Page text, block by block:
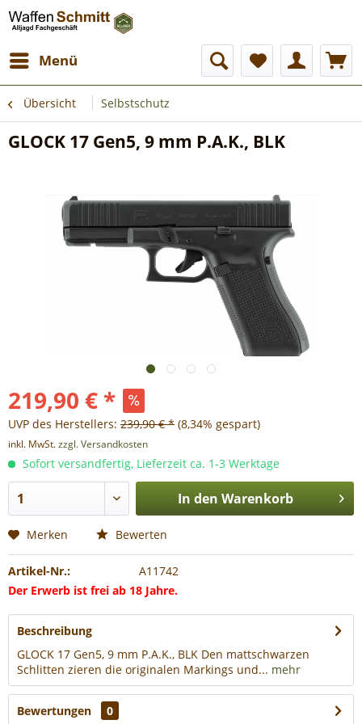
Menü
Übersicht Selbstschutz
GLOCK 17 Gen5, 9 mm P.A.K., BLK
219,90 € *
UVP des Herstellers: 239,90 € * (8,34% gespart)
inkl. MwSt.zzgl. Versandkosten
Sofort versandfertig, Lieferzeit ca. 1-3 Werktage
In den Warenkorb
Merken Bewerten
Artikel-Nr.:
A11742
Der Erwerb ist frei ab 18 Jahre.
Beschreibung
GLOCK 17 Gen5, 9 mm P.A.K., BLK Den mattschwarzen
Schlitten zieren die originalen Markings und... mehr
Bewertungen 0